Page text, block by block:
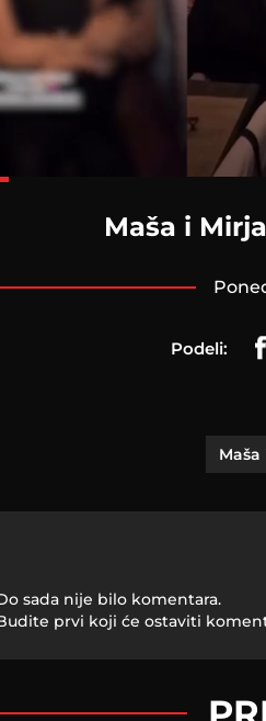
Maša i
Podeli:
sada nije bilo komentara.
prvi koji će ostaviti